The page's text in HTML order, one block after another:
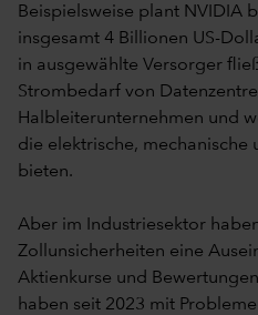
Beispielsweise plant NVIDIA
insgesamt 4 Billionen US-
in ausgewählte Versorger
Strombedarf von
Halbleiterunternehmen und
die elektrische, mechanische
bieten.
Aber im Industriesektor
Zollunsicherheiten eine
Aktienkurse und
haben seit 2023 mit